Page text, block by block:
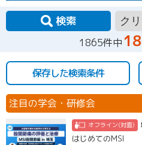
検索 ク
1865件中
保存した検索条件
注目の学会・研修会
オフライン(対面)
はじめてのMSI